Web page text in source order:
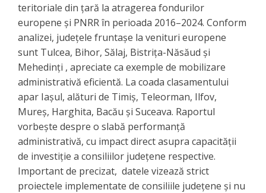
teritoriale din țară la atragerea fondurilor
europene și PNRR în perioada 2016–2024. Conform
analizei, județele fruntașe la venituri europene
sunt Tulcea, Bihor, Sălaj, Bistrița-Năsăud și
Mehedinți , apreciate ca exemple de mobilizare
administrativă eficientă. La coada clasamentului
apar Iașul, alături de Timiș, Teleorman, Ilfov,
Mureș, Harghita, Bacău și Suceava. Raportul
vorbește despre o slabă performanță
administrativă, cu impact direct asupra capacității
de investiție a consiliilor județene respective.
Important de precizat, datele vizează strict
proiectele implementate de consiliile județene și nu